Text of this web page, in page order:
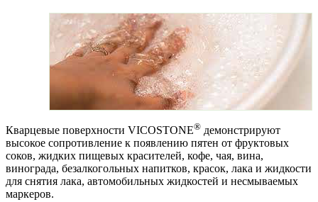
Кварцевые поверхности VICOSTONE® демонстрируют
высокое сопротивление к появлению пятен от фруктовых
соков, жидких пищевых красителей, кофе, чая, вина,
винограда, безалкогольных напитков, красок, лака и жидкости
для снятия лака, автомобильных жидкостей и несмываемых
маркеров.